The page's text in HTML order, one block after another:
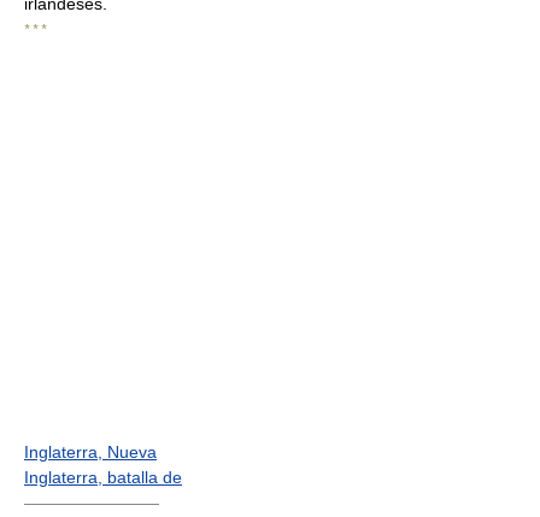
* * *
Inglaterra, Nueva
Inglaterra, batalla de
————————